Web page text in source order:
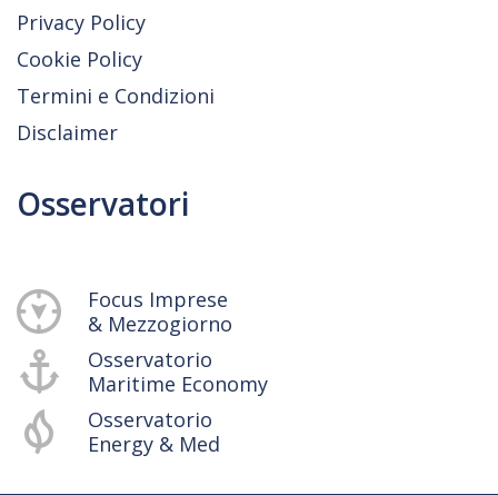
Privacy Policy
Cookie Policy
Termini e Condizioni
Disclaimer
Osservatori
Focus Imprese
& Mezzogiorno
Osservatorio
Maritime Economy
Osservatorio
Energy & Med